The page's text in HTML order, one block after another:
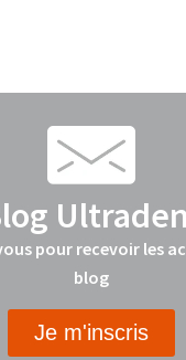
pour recevoir les
blog
Je m'inscris